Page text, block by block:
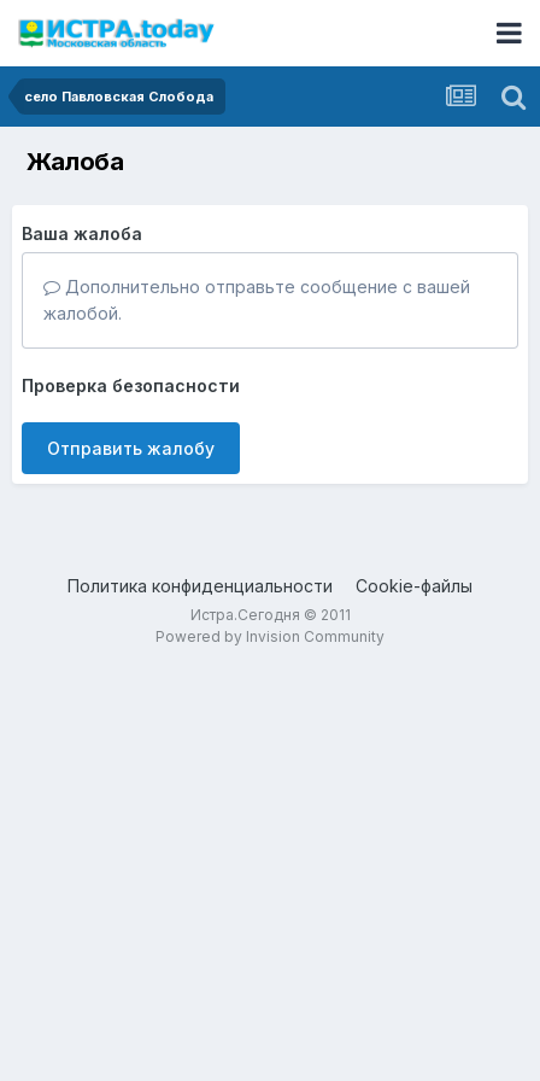
село Павловская Слобода
Жалоба
Ваша жалоба
Дополнительно отправьте сообщение с вашей
жалобой.
Проверка безопасности
Отправить жалобу
Политика конфиденциальности Cookie-файлы
Истра.Сегодня © 2011
Powered by Invision Community